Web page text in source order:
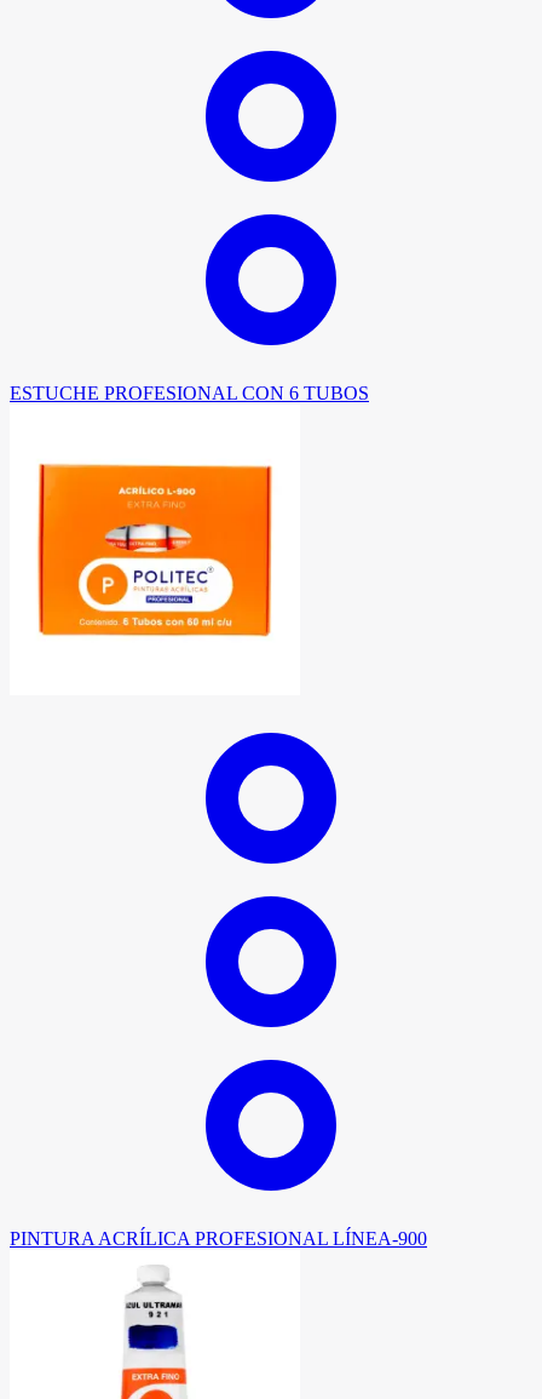
ESTUCHE PROFESIONAL CON 6 TUBOS
PINTURA ACRÍLICA PROFESIONAL LÍNEA-900